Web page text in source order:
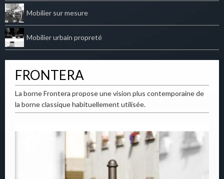
Mobilier sur mesure
Mobilier urbain propreté
FRONTERA
La borne Frontera propose une vision plus contemporaine de
la borne classique habituellement utilisée.